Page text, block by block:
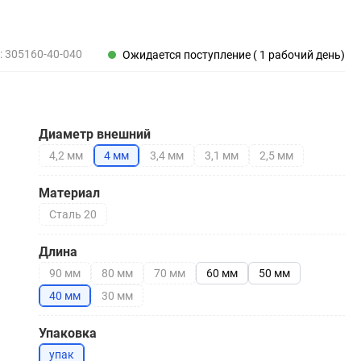
Выключатели
Удлинители электрические
Фонари
305160-40-040 Ожидается поступление ( 1 рабочий день)
Диаметр внешний
4,2 мм 4 мм 3,4 мм 3,1 мм 2,5 мм
Материал
Сталь 20
Длина
90 мм 80 мм 70 мм 60 мм
50 мм
40 мм
30 мм
Упаковка
упак